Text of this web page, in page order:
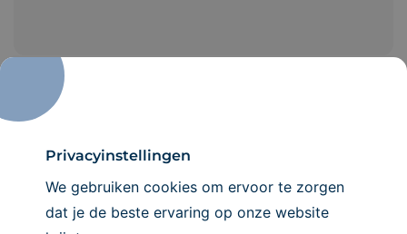
Toestemming
privacybeleid
IK GA AKKOORD MET HET
Contactgegevens
Privacyinstellingen
We gebruiken cookies om ervoor te zorgen
dat je de beste ervaring op onze website